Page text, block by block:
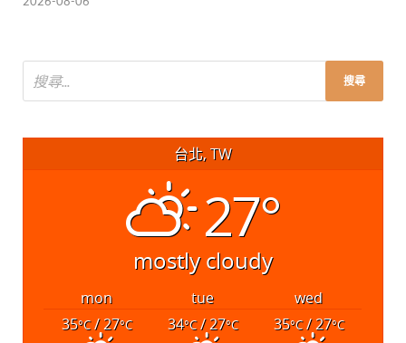
台北, TW
27°
mostly cloudy
mon tue
wed
35°C/ 27°C 34°C/ 27°C 35°C/ 27°C